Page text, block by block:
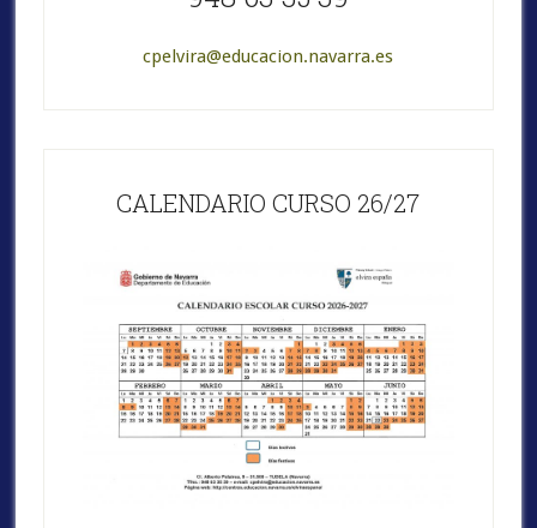
cpelvira@educacion.navarra.es
CALENDARIO CURSO 26/27